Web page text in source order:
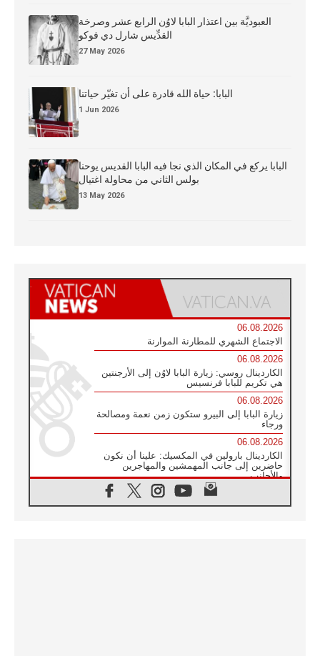
العبوديَّة بين اعتذار البابا لاوُن الرابع عشر وصرخة
القدِّيس شارل دي فوكو
27 May 2026
البابا: حياة الله قادرة على أن تغيّر حياتنا
1 Jun 2026
البابا يركع في المكان الذي نجا فيه البابا القديس يوحنا
بولس الثاني من محاولة اغتيال
13 May 2026
06.08.2026
الاجتماع الشهري للمطارنة الموارنة
06.08.2026
الكاردينال روسي: زيارة البابا لاوُن إلى الأرجنتين
هي تكريم للبابا فرنسيس
06.08.2026
زيارة البابا إلى البيرو ستكون زمن نعمة ومصالحة
ورجاء
06.08.2026
الكاردينال بارولين في المكسيك: علينا أن نكون
حاضرين إلى جانب المهمشين والمهاجرين
والأجانب
البابا لاوُن الرابع عشر للشباب في أسيزي: